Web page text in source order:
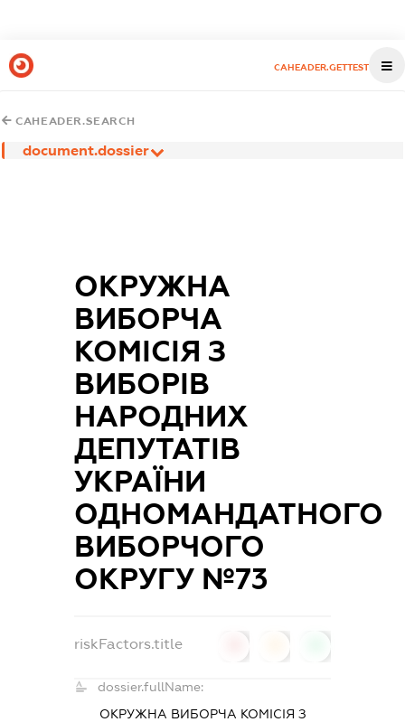
CAHEADER.GETTEST
CAHEADER.SEARCH
document.dossier
ОКРУЖНА
ВИБОРЧА
КОМІСІЯ З
ВИБОРІВ
НАРОДНИХ
ДЕПУТАТІВ
УКРАЇНИ
ОДНОМАНДАТНОГО
ВИБОРЧОГО
ОКРУГУ №73
riskFactors.title
dossier.fullName:
ОКРУЖНА ВИБОРЧА КОМІСІЯ З